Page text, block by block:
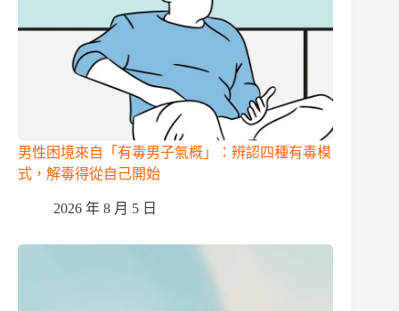
男性困境來自「有毒男子氣概」：辨認四種有毒模
式，解毒得從自己開始
2026 年 8 月 5 日